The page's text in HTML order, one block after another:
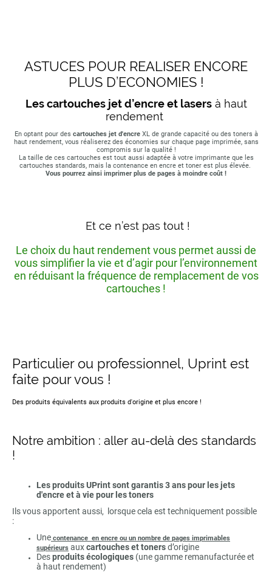
ASTUCES POUR REALISER ENCORE
PLUS D’ECONOMIES !
Les cartouches jet d’encre et lasersà haut
rendement
En optant pour des cartouches jet d'encreXL de grande capacité ou des toners à
haut rendement, vous réaliserez des économies sur chaque page imprimée, sans
compromis sur la qualité !
La taille de ces cartouches est tout aussi adaptée à votre imprimante que les
cartouches standards, mais la contenance en encre et toner est plus élevée.
Vous pourrez ainsi imprimer plus de pages à moindre coût !
Et ce n’est pas tout !
Le choix du haut rendement vous permet aussi de
vous simplifier la vie et d’agir pour l’environnement
en réduisant la fréquence de remplacement de vos
cartouches !
Particulier ou professionnel, Uprint est
faite pour vous !
Des produits équivalents aux produits d'origine et plus encore !
Notre ambition : aller au-delà des standards
!
Les produits UPrint sont garantis 3 ans pour les jets
d'encre et à vie pour les toners
Ils vous apportent aussi, lorsque cela est techniquement possible
:
Une contenance en encre ou un nombre de pages imprimables
supérieurs auxcartouches et tonersd’origine
Desproduits écologiques (une gamme remanufacturée et
à haut rendement)